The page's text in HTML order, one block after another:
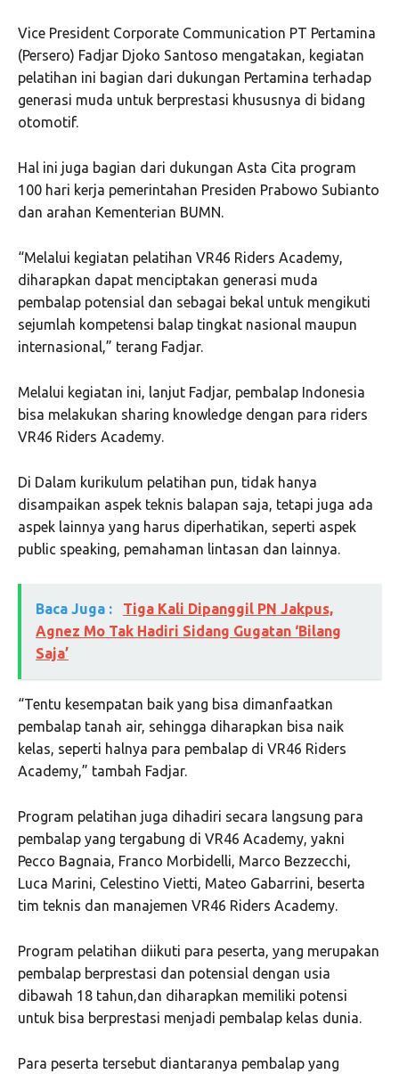
Vice President Corporate Communication PT Pertamina
(Persero) Fadjar Djoko Santoso mengatakan, kegiatan
pelatihan ini bagian dari dukungan Pertamina terhadap
generasi muda untuk berprestasi khususnya di bidang
otomotif.
Hal ini juga bagian dari dukungan Asta Cita program
100 hari kerja pemerintahan Presiden Prabowo Subianto
dan arahan Kementerian BUMN.
“Melalui kegiatan pelatihan VR46 Riders Academy,
diharapkan dapat menciptakan generasi muda
pembalap potensial dan sebagai bekal untuk mengikuti
sejumlah kompetensi balap tingkat nasional maupun
internasional,” terang Fadjar.
Melalui kegiatan ini, lanjut Fadjar, pembalap Indonesia
bisa melakukan sharing knowledge dengan para riders
VR46 Riders Academy.
Di Dalam kurikulum pelatihan pun, tidak hanya
disampaikan aspek teknis balapan saja, tetapi juga ada
aspek lainnya yang harus diperhatikan, seperti aspek
public speaking, pemahaman lintasan dan lainnya.
Baca Juga :
Tiga Kali Dipanggil PN Jakpus,
Agnez Mo Tak Hadiri Sidang Gugatan ‘Bilang
Saja’
“Tentu kesempatan baik yang bisa dimanfaatkan
pembalap tanah air, sehingga diharapkan bisa naik
kelas, seperti halnya para pembalap di VR46 Riders
Academy,” tambah Fadjar.
Program pelatihan juga dihadiri secara langsung para
pembalap yang tergabung di VR46 Academy, yakni
Pecco Bagnaia, Franco Morbidelli, Marco Bezzecchi,
Luca Marini, Celestino Vietti, Mateo Gabarrini, beserta
tim teknis dan manajemen VR46 Riders Academy.
Program pelatihan diikuti para peserta, yang merupakan
pembalap berprestasi dan potensial dengan usia
dibawah 18 tahun,dan diharapkan memiliki potensi
untuk bisa berprestasi menjadi pembalap kelas dunia.
Para peserta tersebut diantaranya pembalap yang